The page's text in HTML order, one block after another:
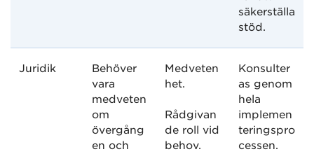
säkerställa
stöd.
Juridik
Behöver
vara
medveten
om
övergång
en och
Medveten
het.
Rådgivan
de roll vid
behov.
Konsulter
as genom
hela
implemen
teringspro
cessen.